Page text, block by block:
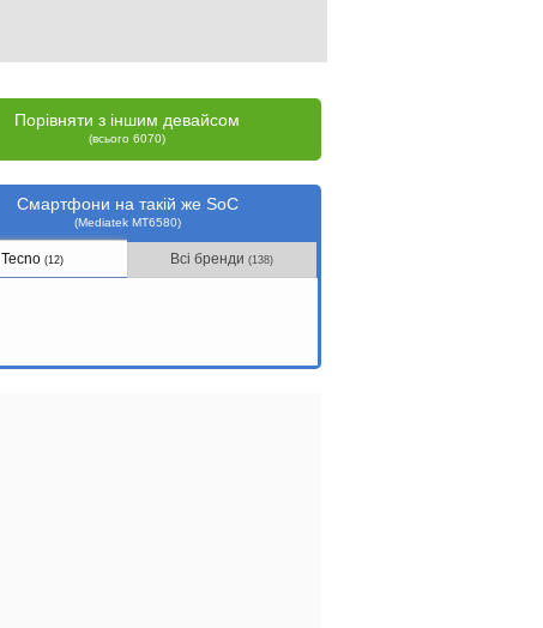
Порівняти з іншим девайсом
(всього 6070)
Смартфони на такій же SoC
(Mediatek MT6580)
Tecno(12) Всі бренди(138)